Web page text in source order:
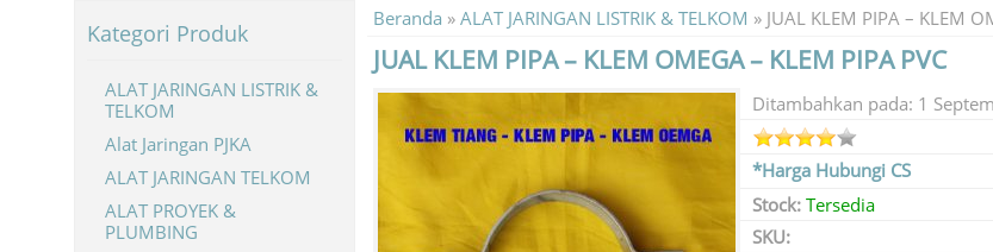
Beranda » ALAT JARINGAN LISTRIK & TELKOM » JUAL KLEM PIPA – KLEM
JUAL KLEM PIPA – KLEM OMEGA – KLEM PIPA PVC
Ditambahkan pada: 1
*Harga Hubungi CS
Stock: Tersedia
SKU:
Kategori Produk
ALAT JARINGAN LISTRIK &
TELKOM
Alat Jaringan PJKA
ALAT JARINGAN TELKOM
ALAT PROYEK &
PLUMBING